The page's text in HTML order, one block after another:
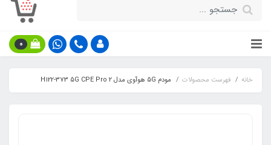
0
خانه فهرست محصولات مودم 5G هوآوی مدل H122-373 5G CPE Pro 2